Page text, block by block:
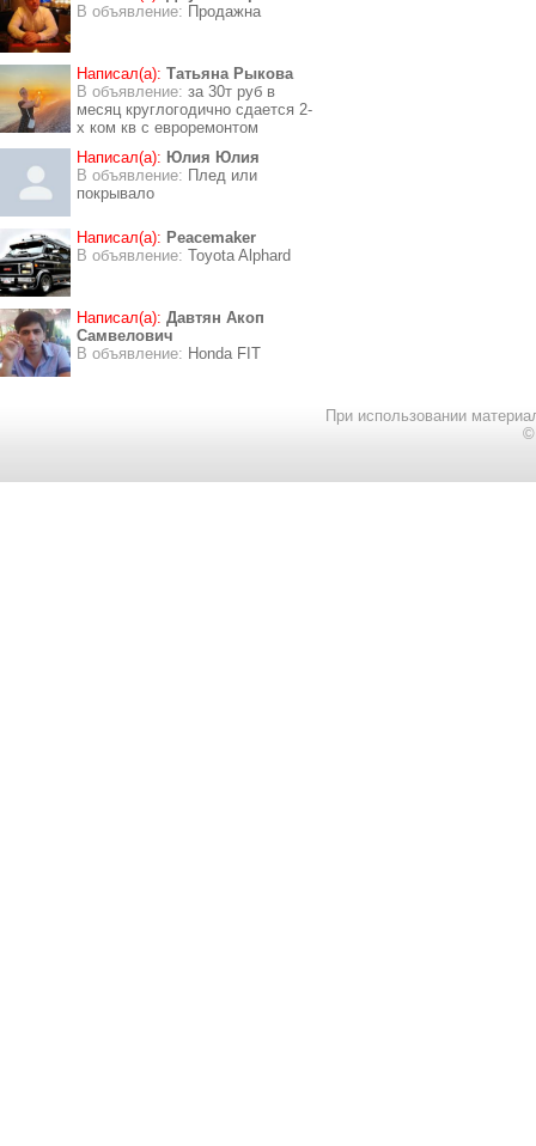
В объявление: Продажна
Написал(а): Татьяна Рыкова
В объявление: за 30т руб в
месяц круглогодично сдается 2-
х ком кв с евроремонтом
Написал(а): Юлия Юлия
В объявление: Плед или
покрывало
Написал(а): Peacemaker
В объявление: Toyota Alphard
Написал(а): Давтян Акоп
Самвелович
В объявление: Honda FIT
При использовании